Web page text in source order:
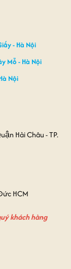
- Hà Nội
Mỗ - Hà Nội
Nội
Hải Châu - TP.
HCM
khách hàng